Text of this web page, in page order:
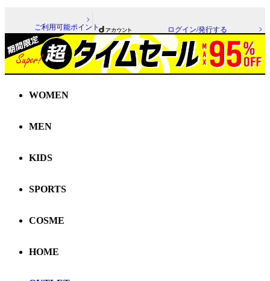
ご利用可能ポイント ログイン/発行する
WOMEN
MEN
KIDS
SPORTS
COSME
HOME